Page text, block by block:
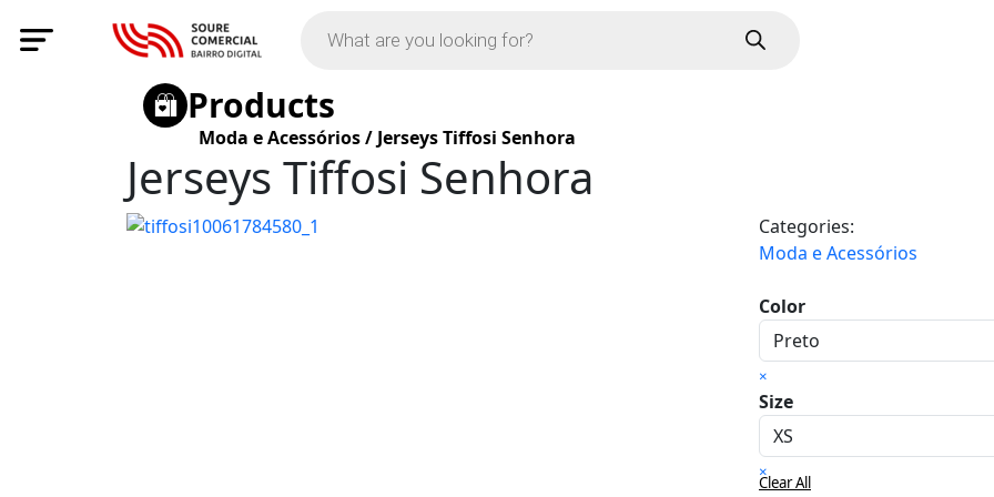
Products
Moda e Acessórios/ Jerseys Tiffosi Senhora
Jerseys Tiffosi Senhora
Categories:
Moda e Acessórios
Color
×
Size
×
Clear All